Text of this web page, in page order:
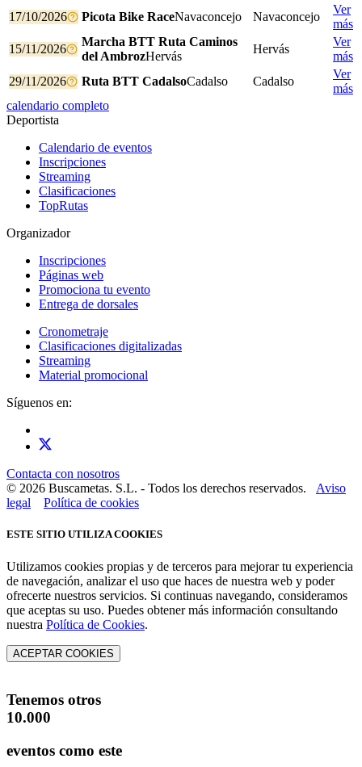
17/10/2026
Picota Bike RaceNavaconcejo Navaconcejo
Ver
más
15/11/2026
Marcha BTT Ruta Caminos
del AmbrozHervás
Hervás
Ver
más
29/11/2026
Ruta BTT CadalsoCadalso Cadalso
Ver
más
calendario completo
Deportista
Calendario de eventos
Inscripciones
Streaming
Clasificaciones
TopRutas
Organizador
Inscripciones
Páginas web
Promociona tu evento
Entrega de dorsales
Cronometraje
Clasificaciones digitalizadas
Streaming
Material promocional
Síguenos en:
Contacta con nosotros
© 2026 Buscametas. S.L. - Todos los derechos reservados. Aviso
legal
Política de cookies
ESTE SITIO UTILIZA COOKIES
Utilizamos cookies propias y de terceros para mejorar tu experiencia
de navegación, analizar el uso que haces de nuestra web y poder
ofrecerte nuestros servicios. Si continuas navegando, consideramos
que aceptas su uso. Puedes obtener más información consultando
nuestra Política de Cookies.
ACEPTAR COOKIES
Tenemos otros
10.000
eventos como este